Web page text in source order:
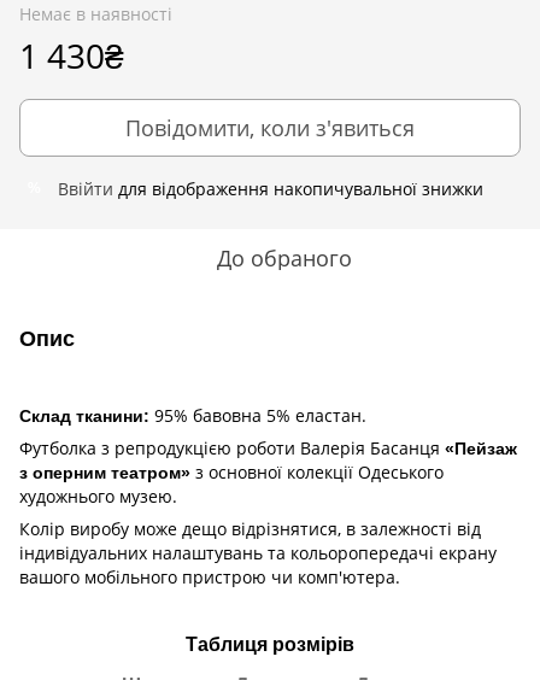
Немає в наявності
1 430₴
Повідомити, коли з'явиться
Ввійти для відображення накопичувальної знижки
До обраного
Опис
Склад тканини: 95% бавовна 5% еластан.
Футболка з репродукцією роботи Валерія Басанця «Пейзаж
з оперним театром» з основної колекції Одеського
художнього музею.
Колір виробу може дещо відрізнятися, в залежності від
індивідуальних налаштувань та кольоропередачі екрану
вашого мобільного пристрою чи комп'ютера.
Таблиця розмірів